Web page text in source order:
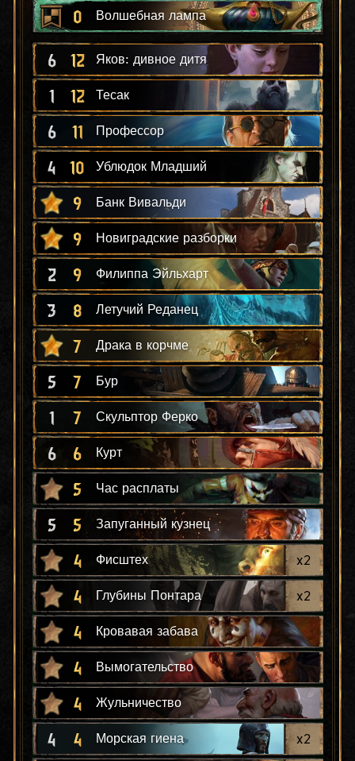
0 Волшебная лампа
6 12 Яков: дивное дитя
1 12 Тесак
6 11 Профессор
4 10 Ублюдок Младший
9 Банк Вивальди
9 Новиградские разборки
2 9 Филиппа Эйльхарт
3 8 Летучий Реданец
7 Драка в корчме
5 7 Бур
1 7 Скульптор Ферко
6 6 Курт
5 Час расплаты
5 5 Запуганный кузнец
4 Фисштех x2
4 Глубины Понтара x2
4 Кровавая забава
4 Вымогательство
4 Жульничество
4 4 Морская гиена x2